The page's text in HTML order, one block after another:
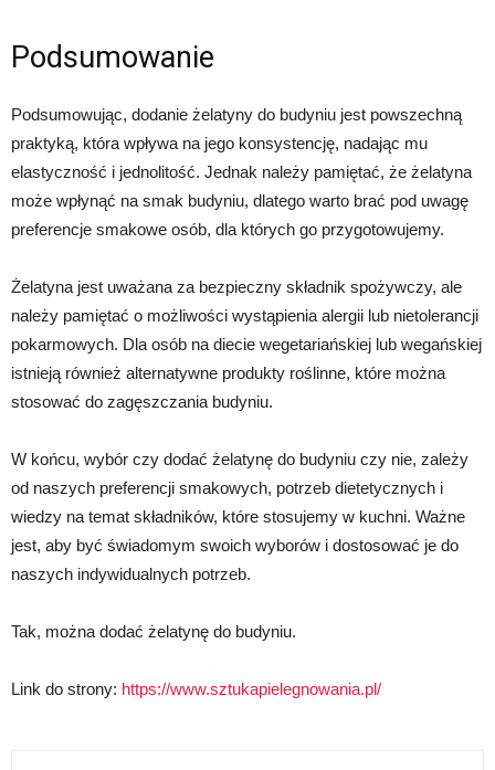
Podsumowanie
Podsumowując, dodanie żelatyny do budyniu jest powszechną
praktyką, która wpływa na jego konsystencję, nadając mu
elastyczność i jednolitość. Jednak należy pamiętać, że żelatyna
może wpłynąć na smak budyniu, dlatego warto brać pod uwagę
preferencje smakowe osób, dla których go przygotowujemy.
Żelatyna jest uważana za bezpieczny składnik spożywczy, ale
należy pamiętać o możliwości wystąpienia alergii lub nietolerancji
pokarmowych. Dla osób na diecie wegetariańskiej lub wegańskiej
istnieją również alternatywne produkty roślinne, które można
stosować do zagęszczania budyniu.
W końcu, wybór czy dodać żelatynę do budyniu czy nie, zależy
od naszych preferencji smakowych, potrzeb dietetycznych i
wiedzy na temat składników, które stosujemy w kuchni. Ważne
jest, aby być świadomym swoich wyborów i dostosować je do
naszych indywidualnych potrzeb.
Tak, można dodać żelatynę do budyniu.
Link do strony: https://www.sztukapielegnowania.pl/